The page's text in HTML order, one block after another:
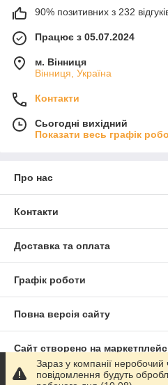
90% позитивних з 232
Працює з 05.07.2024
м. Вінниця
Вінниця, Україна
Контакти
Сьогодні вихідний
Показати весь графік
Про нас
Контакти
Доставка та оплата
Графік роботи
Повна версія сайту
Сайт створено на
Політика конфіденційності
Зараз у компанії
повідомлення будуть